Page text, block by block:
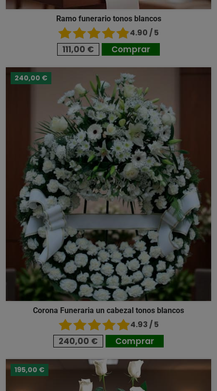
Ramo funerario tonos blancos
4.90 / 5
111,00 € Comprar
240,00 €
Corona Funeraria un cabezal tonos blancos
4.93 / 5
240,00 € Comprar
195,00 €